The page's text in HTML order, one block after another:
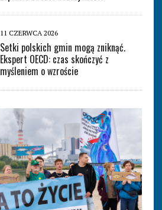
11 CZERWCA 2026
Setki polskich gmin mogą zniknąć.
Ekspert OECD: czas skończyć z
myśleniem o wzroście